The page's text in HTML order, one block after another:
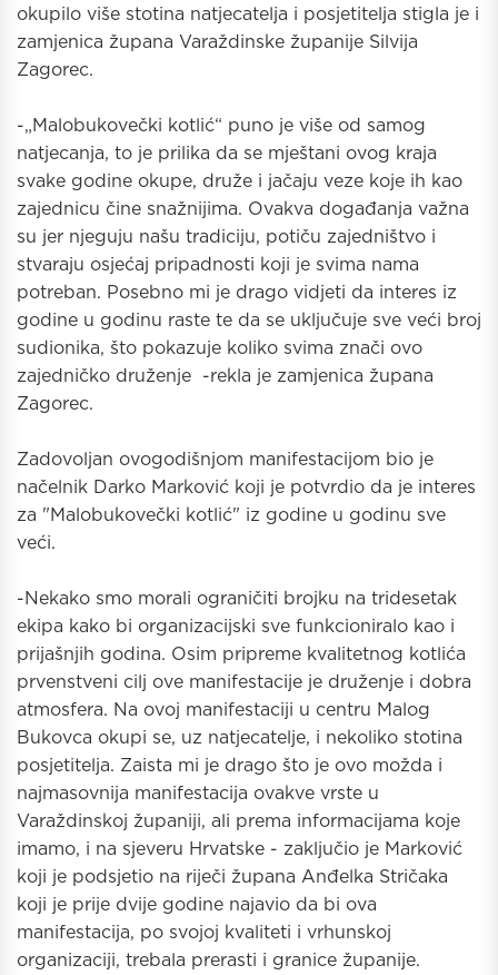
okupilo više stotina natjecatelja i posjetitelja stigla je i
zamjenica župana Varaždinske županije Silvija
Zagorec.
-„Malobukovečki kotlić“ puno je više od samog
natjecanja, to je prilika da se mještani ovog kraja
svake godine okupe, druže i jačaju veze koje ih kao
zajednicu čine snažnijima. Ovakva događanja važna
su jer njeguju našu tradiciju, potiču zajedništvo i
stvaraju osjećaj pripadnosti koji je svima nama
potreban. Posebno mi je drago vidjeti da interes iz
godine u godinu raste te da se uključuje sve veći broj
sudionika, što pokazuje koliko svima znači ovo
zajedničko druženje -rekla je zamjenica župana
Zagorec.
Zadovoljan ovogodišnjom manifestacijom bio je
načelnik Darko Marković koji je potvrdio da je interes
za "Malobukovečki kotlić" iz godine u godinu sve
veći.
-Nekako smo morali ograničiti brojku na tridesetak
ekipa kako bi organizacijski sve funkcioniralo kao i
prijašnjih godina. Osim pripreme kvalitetnog kotlića
prvenstveni cilj ove manifestacije je druženje i dobra
atmosfera. Na ovoj manifestaciji u centru Malog
Bukovca okupi se, uz natjecatelje, i nekoliko stotina
posjetitelja. Zaista mi je drago što je ovo možda i
najmasovnija manifestacija ovakve vrste u
Varaždinskoj županiji, ali prema informacijama koje
imamo, i na sjeveru Hrvatske - zaključio je Marković
koji je podsjetio na riječi župana Anđelka Stričaka
koji je prije dvije godine najavio da bi ova
manifestacija, po svojoj kvaliteti i vrhunskoj
organizaciji, trebala prerasti i granice županije.